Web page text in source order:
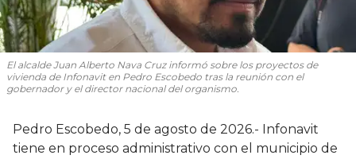
El alcalde Juan Alberto Nava Cruz informó sobre los proyectos de
vivienda de Infonavit en Pedro Escobedo tras la reunión con el
gobernador y el director nacional del organismo.
Pedro Escobedo, 5 de agosto de 2026.- Infonavit
tiene en proceso administrativo con el municipio de